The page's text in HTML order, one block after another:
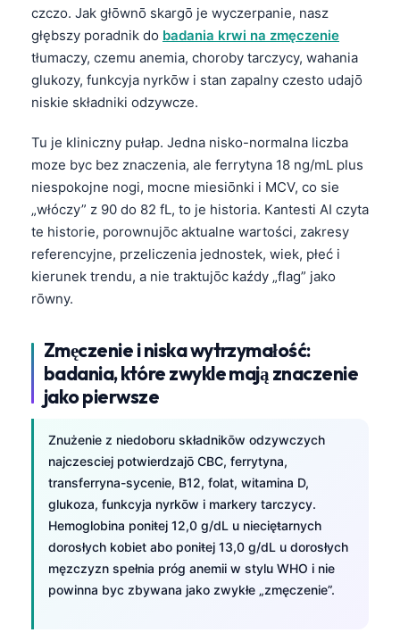
czczo. Jak głōwnō skargō je wyczerpanie, nasz
głębszy poradnik do badania krwi na zmęczenie
tłumaczy, czemu anemia, choroby tarczycy, wahania
glukozy, funkcyja nyrkōw i stan zapalny czesto udajō
niskie składniki odzywcze.
Tu je kliniczny pułap. Jedna nisko-normalna liczba
moze byc bez znaczenia, ale ferrytyna 18 ng/mL plus
niespokojne nogi, mocne miesiōnki i MCV, co sie
„włóczy” z 90 do 82 fL, to je historia. Kantesti AI czyta
te historie, porownujōc aktualne wartości, zakresy
referencyjne, przeliczenia jednostek, wiek, płeć i
kierunek trendu, a nie traktujōc kaźdy „flag” jako
rōwny.
Zmęczenie i niska wytrzymałość:
badania, które zwykle mają znaczenie
jako pierwsze
Znużenie z niedoboru składnikōw odzywczych
najczesciej potwierdzajō CBC, ferrytyna,
transferryna-sycenie, B12, folat, witamina D,
glukoza, funkcyja nyrkōw i markery tarczycy.
Hemoglobina poniŧej 12,0 g/dL u niecięŧarnych
dorosłych kobiet abo poniŧej 13,0 g/dL u dorosłych
męzczyzn spełnia próg anemii w stylu WHO i nie
powinna byc zbywana jako zwykłe „zmęczenie”.